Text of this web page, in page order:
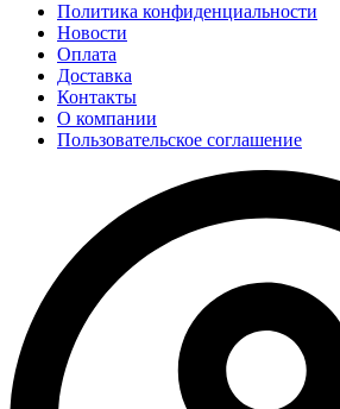
Политика конфиденциальности
Новости
Оплата
Доставка
Контакты
О компании
Пользовательское соглашение